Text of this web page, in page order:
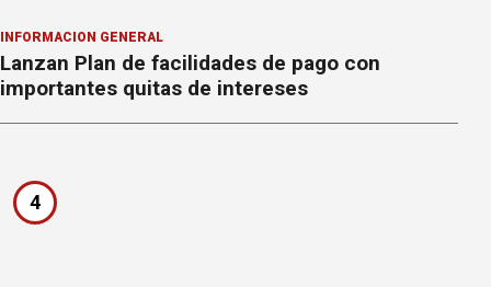
INFORMACION GENERAL
Lanzan Plan de facilidades de pago con
importantes quitas de intereses
4